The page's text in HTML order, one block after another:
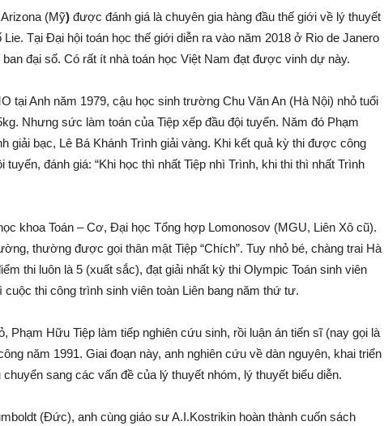
(Mỹ) được đánh giá là chuyên gia hàng đầu thế giới về lý thuyết
Tại Đại hội toán học thế giới diễn ra vào năm 2018 ở Rio de Janero
đại số. Có rất ít nhà toán học Việt Nam đạt được vinh dự này.
tại Anh năm 1979, cậu học sinh trường Chu Văn An (Hà Nội) nhỏ tuổi
Nhưng sức làm toán của Tiệp xếp đầu đội tuyển. Năm đó Phạm
giải bạc, Lê Bá Khánh Trình giải vàng. Khi kết quả kỳ thi được công
tuyển, đánh giá: “Khi học thì nhất Tiệp nhì Trình, khi thi thì nhất Trình
khoa Toán – Cơ, Đại học Tổng hợp Lomonosov (MGU, Liên Xô cũ).
thường được gọi thân mật Tiệp “Chích”. Tuy nhỏ bé, chàng trai Hà
thi luôn là 5 (xuất sắc), đạt giải nhất kỳ thi Olympic Toán sinh viên
thi công trình sinh viên toàn Liên bang năm thứ tư.
Phạm Hữu Tiệp làm tiếp nghiên cứu sinh, rồi luận án tiến sĩ (nay gọi là
năm 1991. Giai đoạn này, anh nghiên cứu về dàn nguyên, khai triển
sang các vấn đề của lý thuyết nhóm, lý thuyết biểu diễn.
(Đức), anh cùng giáo sư A.I.Kostrikin hoàn thành cuốn sách